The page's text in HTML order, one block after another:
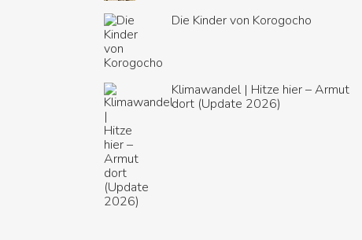
Die Kinder von Korogocho
Klimawandel | Hitze hier – Armut
dort (Update 2026)